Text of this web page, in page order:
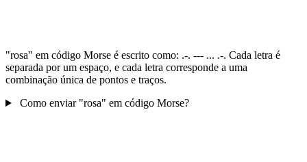
"rosa" em código Morse é escrito como: .-. --- ... .-. Cada letra é
separada por um espaço, e cada letra corresponde a uma
combinação única de pontos e traços.
Como enviar "rosa" em código Morse?